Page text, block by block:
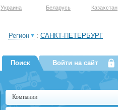
Украина Беларусь Казахстан
Регион : САНКТ-ПЕТЕРБУРГ
Поиск Войти на сайт
Компании